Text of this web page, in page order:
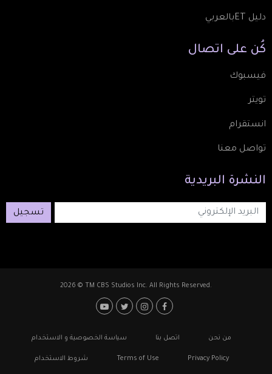
دليل ETبالعربي
كُن على اتصال
فيسبوك
تويتر
انستقرام
تواصل معنا
النشرة البريدية
تسجيل
2026 © TM CBS Studios Inc. All Rights Reserved.
Footer: Social Media
Footerمن نحن اتصل بنا سياسة الخصوصية و الاستخدام
Privacy Policy
Terms of Use شروط الاستخدام